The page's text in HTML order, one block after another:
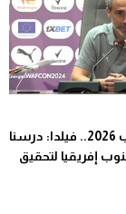
كان السيدات – المغرب 2026.. فيلدا: درسنا
إفريقيا لتحقيق